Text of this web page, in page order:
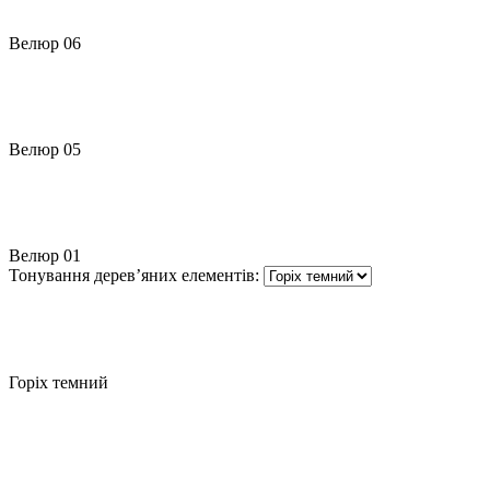
Велюр 06
Велюр 05
Велюр 01
Тонування дерев’яних елементів:
Горіх темний